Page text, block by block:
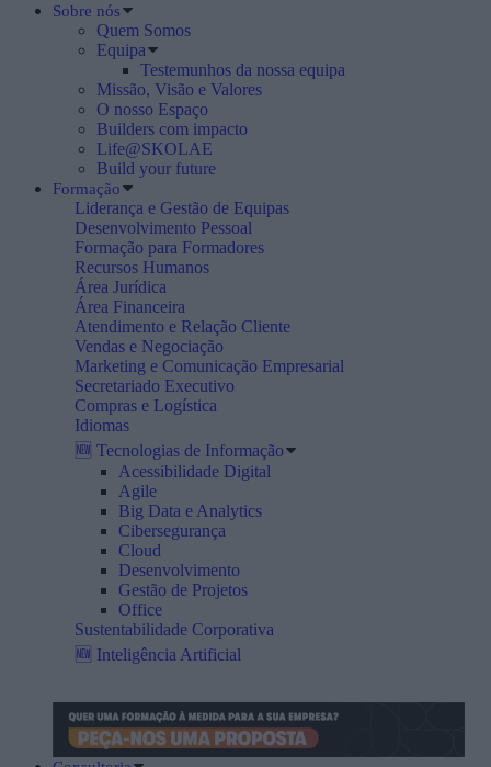
Sobre nós
Quem Somos
Equipa
Testemunhos da nossa equipa
Missão, Visão e Valores
O nosso Espaço
Builders com impacto
Life@SKOLAE
Build your future
Formação
Liderança e Gestão de Equipas
Desenvolvimento Pessoal
Formação para Formadores
Recursos Humanos
Área Jurídica
Área Financeira
Atendimento e Relação Cliente
Vendas e Negociação
Marketing e Comunicação Empresarial
Secretariado Executivo
Compras e Logística
Idiomas
🆕 Tecnologias de Informação
Acessibilidade Digital
Agile
Big Data e Analytics
Cibersegurança
Cloud
Desenvolvimento
Gestão de Projetos
Office
Sustentabilidade Corporativa
🆕 Inteligência Artificial